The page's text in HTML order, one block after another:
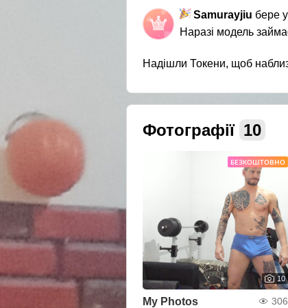
Samurayjiu бере
Наразі модель
Надішли Токени, щоб
Фотографії 10
БЕЗКОШТОВНО
10
My Photos